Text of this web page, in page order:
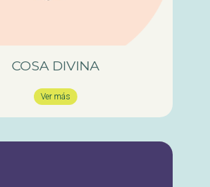
COSA DIVINA
Ver más